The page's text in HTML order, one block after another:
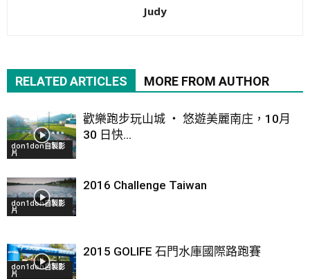
Judy
RELATED ARTICLES MORE FROM AUTHOR
don1don自製影
片
歡樂跑步玩山城 ‧ 悠遊美麗南庄，10月
30 日快...
don1don自製影
片
2016 Challenge Taiwan
don1don自製影
片
2015 GOLIFE 石門水庫國際路跑賽